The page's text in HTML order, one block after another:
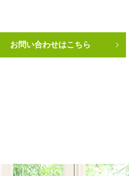
お問い合わせはこちら